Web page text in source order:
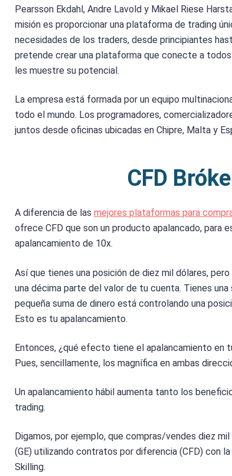
Pearsson Ekdahl, Andre Lavold y Mikael Riese
misión es proporcionar una plataforma de trading
necesidades de los traders, desde principiantes
pretende crear una plataforma que conecte a
les muestre su potencial.
La empresa está formada por un equipo
todo el mundo. Los programadores,
juntos desde oficinas ubicadas en Chipre, Malta y
CFD
A diferencia de lasmejores plataformas para
ofrece CFD que son un producto apalancado, para
apalancamiento de 10x.
Así que tienes una posición de diez mil dólares,
una décima parte del valor de tu cuenta. Tienes una
pequeña suma de dinero está controlando una
Esto es tu apalancamiento.
Entonces, ¿qué efecto tiene el apalancamiento en
Pues, sencillamente, los magnífica en ambas
Un apalancamiento hábil aumenta tanto los
trading.
Digamos, por ejemplo, que compras/vendes diez
(GE) utilizando contratos por diferencia (CFD) con
Skilling.